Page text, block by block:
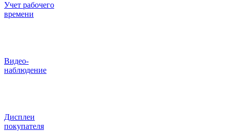
Учет рабочего
времени
Видео‑
наблюдение
Дисплеи
покупателя